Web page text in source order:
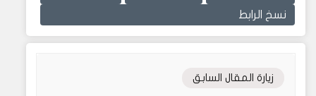
نسخ الرابط
زيارة المقال السابق